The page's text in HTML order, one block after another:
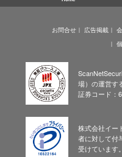
お問合せ 広告掲載
場）の運営す
証券コード：
株式会社イー
者に対して付
受けています。